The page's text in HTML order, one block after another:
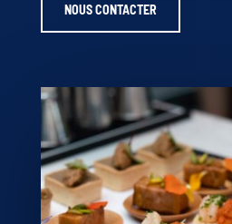
NOUS CONTACTER